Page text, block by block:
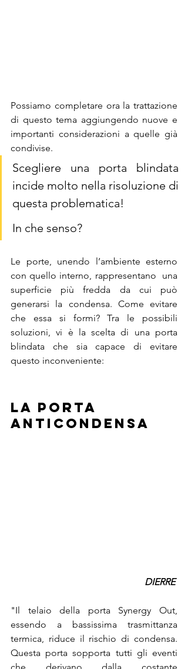
Possiamo completare ora la trattazione
di questo tema aggiungendo nuove e
importanti considerazioni a quelle già
condivise.
Scegliere una porta blindata
incide molto nella risoluzione di
questa problematica!
In che senso?
Le porte, unendo l’ambiente esterno
con quello interno, rappresentano  una
superficie più fredda da cui può
generarsi la condensa. Come evitare
che essa si formi? Tra le possibili
soluzioni, vi è la scelta di una porta
blindata che sia capace di evitare
questo inconveniente:
la porta
anticondensa
DIERRE
"Il telaio della porta Synergy Out,
essendo a bassissima trasmittanza
termica, riduce il rischio di condensa.
Questa porta sopporta tutti gli eventi